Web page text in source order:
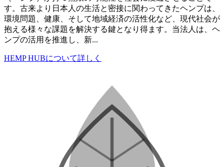
す。古来より日本人の生活と密接に関わってきたヘンプは、
環境問題、健康、そして地域経済の活性化など、現代社会が
抱える様々な課題を解決する鍵となり得ます。当法人は、ヘ
ンプの活用を推進し、新...
HEMP HUBについて詳しく